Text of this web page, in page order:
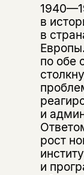
в
в
по обе
и
рост
и